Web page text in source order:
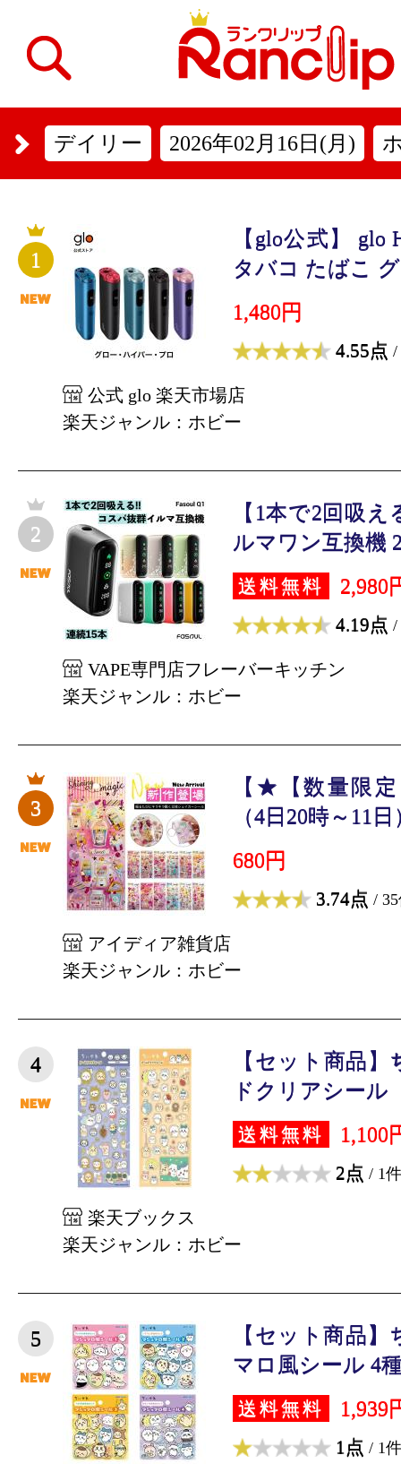
デイリー 2026年02月16日(月)
1
【glo公式】 glo
タバコ たばこ
1,480円
4.55点 /
公式 glo 楽天市場店
楽天ジャンル：ホビー
2
【1本で2回吸
ルマワン互換機
送料無料 2,980
4.19点 /
VAPE専門店フレーバーキッチン
楽天ジャンル：ホビー
3
【★【数量限定
（4日20時～11
680円
3.74点 /
アイディア雑貨店
楽天ジャンル：ホビー
4
【セット商品
ドクリアシー
送料無料 1,100
2点 / 1件
楽天ブックス
楽天ジャンル：ホビー
5
【セット商品
マロ風シール 4
送料無料 1,939
1点 / 1件